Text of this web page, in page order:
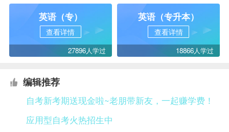
英语（专）
查看详情
27896人学过
英语（专升本）
查看详情
18866人学过
编辑推荐
自考新考期送现金啦~老朋带新友，一起赚学费！
应用型自考火热招生中